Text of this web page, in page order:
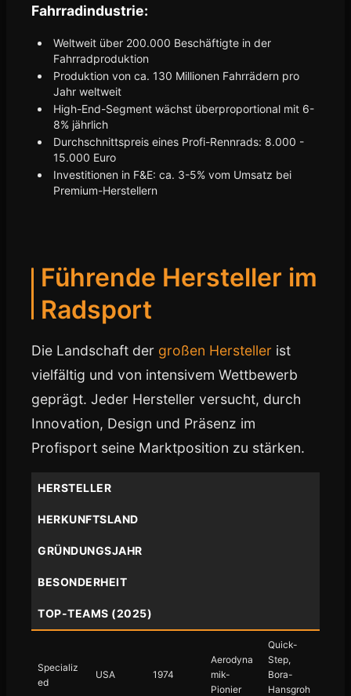
Fahrradindustrie:
Weltweit über 200.000 Beschäftigte in der
Fahrradproduktion
Produktion von ca. 130 Millionen Fahrrädern pro
Jahr weltweit
High-End-Segment wächst überproportional mit 6-
8% jährlich
Durchschnittspreis eines Profi-Rennrads: 8.000 -
15.000 Euro
Investitionen in F&E: ca. 3-5% vom Umsatz bei
Premium-Herstellern
Führende Hersteller im
Radsport
Die Landschaft der großen Hersteller ist
vielfältig und von intensivem Wettbewerb
geprägt. Jeder Hersteller versucht, durch
Innovation, Design und Präsenz im
Profisport seine Marktposition zu stärken.
HERSTELLER
HERKUNFTSLAND
GRÜNDUNGSJAHR
BESONDERHEIT
TOP-TEAMS (2025)
Specializ
ed
USA 1974
Aerodyna
mik-
Pionier
Quick-
Step,
Bora-
Hansgroh